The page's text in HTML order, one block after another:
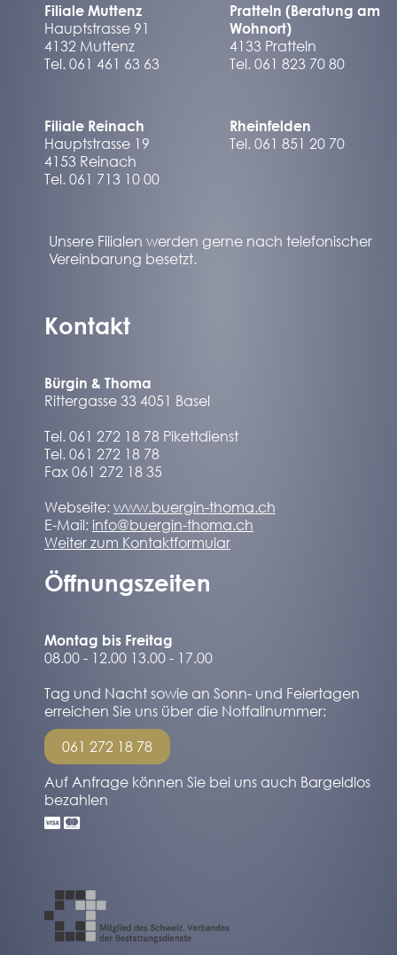
Filiale Muttenz
Hauptstrasse 91
4132 Muttenz
Tel. 061 461 63 63
Pratteln (Beratung am
Wohnort)
4133 Pratteln
Tel. 061 823 70 80
Filiale Reinach
Hauptstrasse 19
4153 Reinach
Tel. 061 713 10 00
Rheinfelden
Tel. 061 851 20 70
Unsere Filialen werden gerne nach telefonischer
Vereinbarung besetzt.
Kontakt
Bürgin & Thoma
Rittergasse 33 4051 Basel
Tel. 061 272 18 78 Pikettdienst
Tel. 061 272 18 78
Fax 061 272 18 35
Webseite: www.buergin-thoma.ch
E-Mail: info@buergin-thoma.ch
Weiter zum Kontaktformular
Öffnungszeiten
Montag bis Freitag
08.00 - 12.00 13.00 - 17.00
Tag und Nacht sowie an Sonn- und Feiertagen
erreichen Sie uns über die Notfallnummer:
061 272 18 78
Auf Anfrage können Sie bei uns auch Bargeldlos
bezahlen